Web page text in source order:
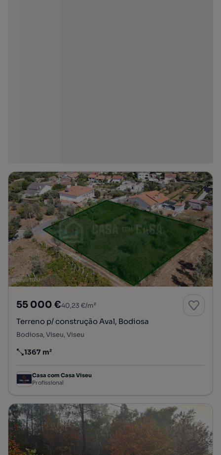
55 000 €40,23 €/m²
Terreno p/ construção Aval, Bodiosa
Bodiosa, Viseu, Viseu
Preço por metro quadrado
1367 m²
Casa com Casa Viseu
Profissional